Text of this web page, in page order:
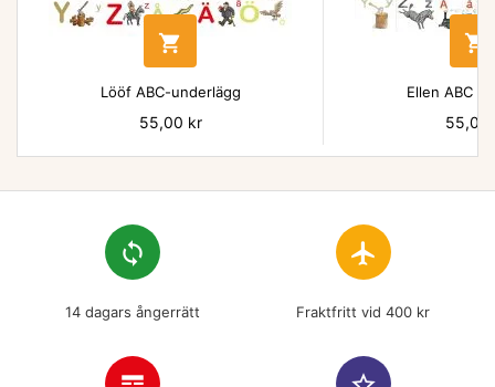

Lööf ABC-underlägg
Pris
55,00 kr

Ellen ABC
Pris
55,00
loop
14 dagars ångerrätt
flight
Fraktfritt vid 400 kr